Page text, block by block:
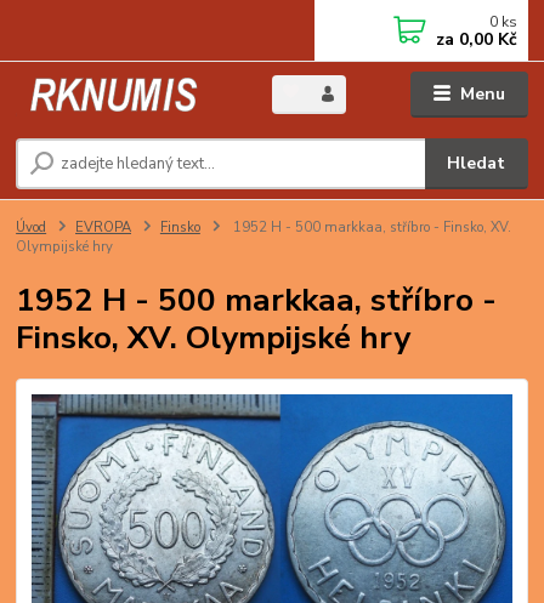
Menu
Hledat
0 ks
za 0,00 Kč
Úvod EVROPA Finsko
1952 H - 500 markkaa, stříbro - Finsko, XV.
Olympijské hry
1952 H - 500 markkaa, stříbro -
Finsko, XV. Olympijské hry